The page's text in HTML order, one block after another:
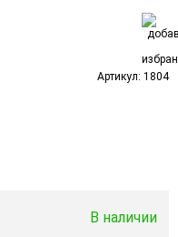
Артикул: 1804
В наличии